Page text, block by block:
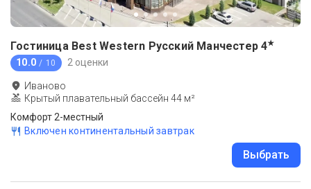
Гостиница Best Western Русский Манчестер 4★
10.0 / 10 2 оценки
Иваново
Крытый плавательный бассейн 44 м²
Комфорт 2-местный
Включен континентальный завтрак
Выбрать